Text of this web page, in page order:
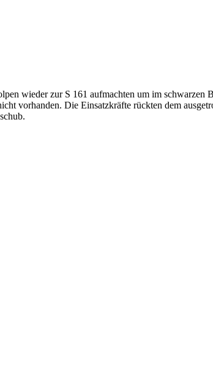
wieder zur S 161 aufmachten um im schwarzen
vorhanden. Die Einsatzkräfte rückten dem